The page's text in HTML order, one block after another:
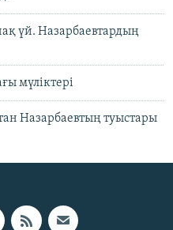
үй. Назарбаевтардың
мүліктері
Назарбаевтың туыстары